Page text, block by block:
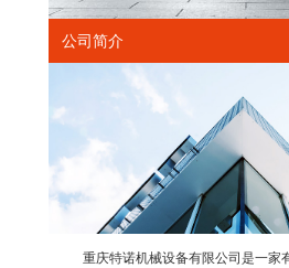
公司简介
重庆特诺机械设备有限公司是一家